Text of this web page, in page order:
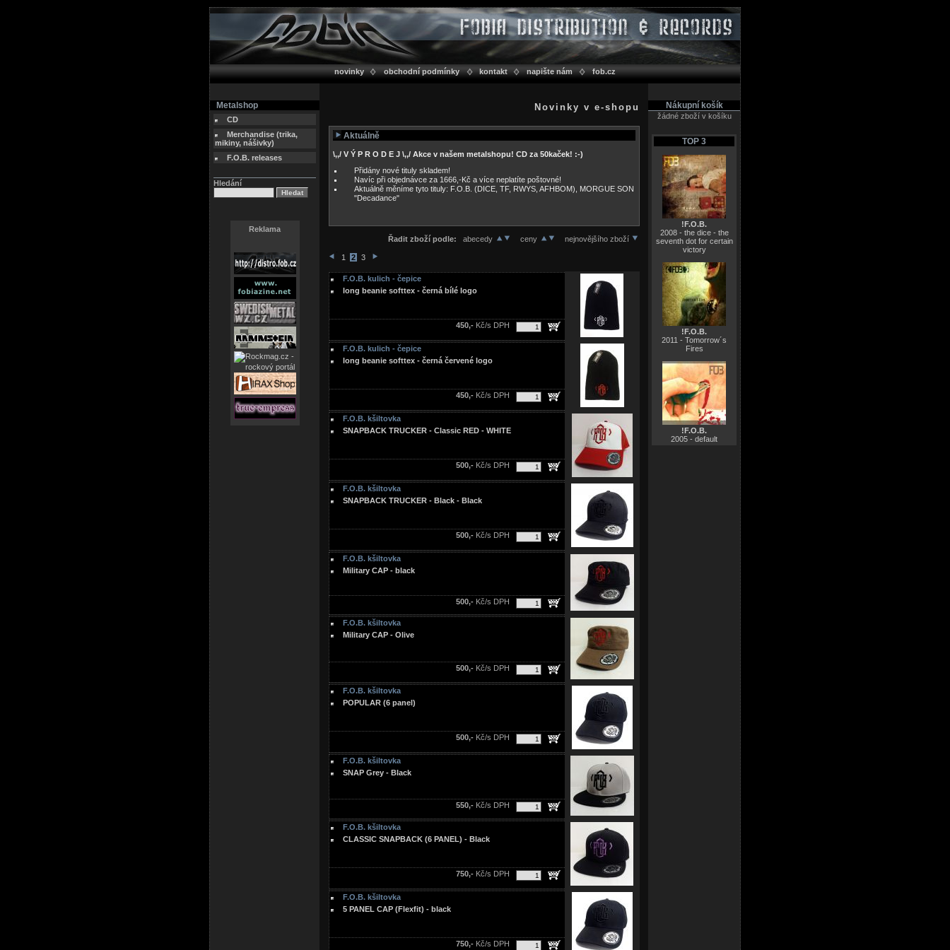
novinky obchodní podmínky kontakt napište nám fob.cz
Metalshop
CD
Merchandise (trika,
mikiny, nášivky)
F.O.B. releases
Hledání
Reklama
Novinky v e-shopu
Aktuálně
\,,/ V Ý P R O D E J \,,/ Akce v našem metalshopu! CD za 50kaček! :-)
Přidány nové tituly skladem!
Navíc při objednávce za 1666,-Kč a více neplatíte poštovné!
Aktuálně měníme tyto tituly: F.O.B. (DICE, TF, RWYS, AFHBOM), MORGUE SON
"Decadance"
Řadit zboží podle:abecedy ceny nejnovějšího zboží
1 2 3
F.O.B. kulich - čepice
long beanie softtex - černá bílé logo
450,-Kč/s DPH
F.O.B. kulich - čepice
long beanie softtex - černá červené logo
450,-Kč/s DPH
F.O.B. kšiltovka
SNAPBACK TRUCKER - Classic RED - WHITE
500,-Kč/s DPH
F.O.B. kšiltovka
SNAPBACK TRUCKER - Black - Black
500,-Kč/s DPH
F.O.B. kšiltovka
Military CAP - black
500,-Kč/s DPH
F.O.B. kšiltovka
Military CAP - Olive
500,-Kč/s DPH
F.O.B. kšiltovka
POPULAR (6 panel)
500,-Kč/s DPH
F.O.B. kšiltovka
SNAP Grey - Black
550,-Kč/s DPH
F.O.B. kšiltovka
CLASSIC SNAPBACK (6 PANEL) - Black
750,-Kč/s DPH
F.O.B. kšiltovka
5 PANEL CAP (Flexfit) - black
750,-Kč/s DPH
Nákupní košík
žádné zboží v košíku
TOP 3
!F.O.B.
2008 - the dice - the
seventh dot for certain
victory
!F.O.B.
2011 - Tomorrow´s
Fires
!F.O.B.
2005 - default